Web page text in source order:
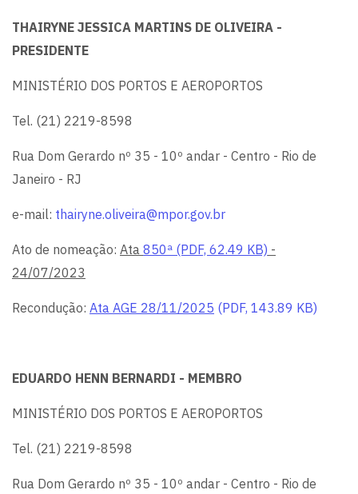
THAIRYNE JESSICA MARTINS DE OLIVEIRA -
PRESIDENTE
MINISTÉRIO DOS PORTOS E AEROPORTOS
Tel. (21) 2219-8598
Rua Dom Gerardo nº 35 - 10º andar - Centro - Rio de
Janeiro - RJ
e-mail: thairyne.oliveira@mpor.gov.br
Ato de nomeação: Ata 850ª (PDF, 62.49 KB) -
24/07/2023
Recondução: Ata AGE 28/11/2025 (PDF, 143.89 KB)
EDUARDO HENN BERNARDI - MEMBRO
MINISTÉRIO DOS PORTOS E AEROPORTOS
Tel. (21) 2219-8598
Rua Dom Gerardo nº 35 - 10º andar - Centro - Rio de